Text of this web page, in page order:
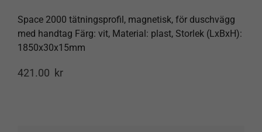
Kundeservice
Space 2000 tätningsprofil, magnetisk, för duschvägg
med handtag Färg: vit, Material: plast, Storlek (LxBxH):
1850x30x15mm
421.00 kr